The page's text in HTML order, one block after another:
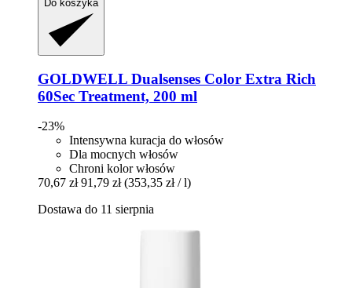
Do koszyka
GOLDWELL Dualsenses Color Extra Rich
60Sec Treatment, 200 ml
-23%
Intensywna kuracja do włosów
Dla mocnych włosów
Chroni kolor włosów
70,67 zł 91,79 zł (353,35 zł / l)
Dostawa do 11 sierpnia